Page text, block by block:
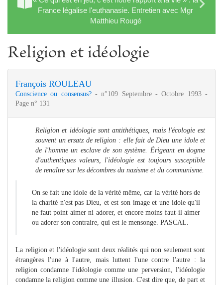
France légalise l'euthanasie. Entretien avec Mgr
Matthieu Rougé
Religion et idéologie
François ROULEAU
Conscience ou consensus? - n°109 Septembre - Octobre 1993 -
Page n° 131
Religion et idéologie sont antithétiques, mais l'écologie est
souvent unersatz de religion : elle fait de Dieu une idole et
de l'homme un esclave de son système. Éri­geant en dogme
d'authentiques valeurs, l'idéologie est toujours susceptible
de renaître sur les décombres du nazisme et du communisme.
On se fait une idole de la vérité même, car la vérité hors de
la charité n'est pas Dieu, et est son image et une idole qu'il
ne faut point aimer ni adorer, et encore moins faut-il aimer
ou adorer son contraire, qui est le mensonge. PASCAL.
La religion et l'idéologie sont deux réalités qui non seulement sont
étrangères l'une à l'autre, mais luttent l'une contre l'autre : la
religion condamne l'idéologie comme une perversion, l'idéologie
condamne la religion comme une illusion. C'est dire que, de part et